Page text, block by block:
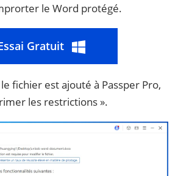
le Word protégé.
Gratuit
fichier est ajouté à Passper Pro,
les restrictions ».